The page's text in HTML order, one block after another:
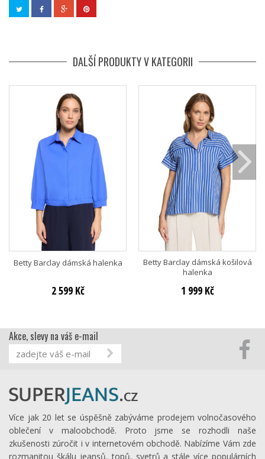
DALŠÍ PRODUKTY V KATEGORII
Betty Barclay dámská halenka
2 599 Kč
Betty Barclay dámská košilová
halenka
1 999 Kč
Akce, slevy na váš e-mail
Více jak 20 let se úspěšně zabýváme prodejem volnočasového
oblečení v maloobchodě. Proto jsme se rozhodli naše
zkušenosti zúročit i v internetovém obchodě. Nabízíme Vám zde
rozmanitou škálu jeansů, topů, svetrů a stále více populárních